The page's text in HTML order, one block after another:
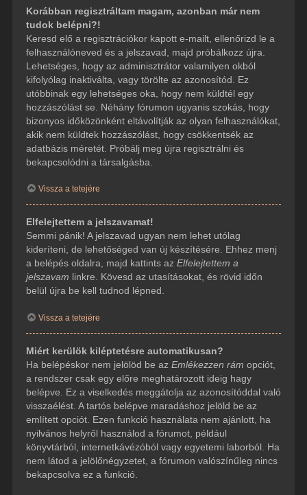
Korábban regisztráltam magam, azonban már nem
tudok belépni?!
Keresd elő a regisztrációkor kapott e-mailt, ellenőrizd le a
felhasználóneved és a jelszavad, majd próbálkozz újra.
Lehetséges, hogy az adminisztrátor valamilyen okból
kifolyólag inaktiválta, vagy törölte az azonosítód. Ez
utóbbinak egy lehetséges oka, hogy nem küldtél egy
hozzászólást se. Néhány fórumon ugyanis szokás, hogy
bizonyos időközönként eltávolítják az olyan felhasználókat,
akik nem küldtek hozzászólást, hogy csökkentsék az
adatbázis méretét. Próbálj meg újra regisztrálni és
bekapcsolódni a társalgásba.
Vissza a tetejére
Elfelejtettem a jelszavamat!
Semmi pánik! A jelszavad ugyan nem lehet utólag
kideríteni, de lehetőséged van új készítésére. Ehhez menj
a belépés oldalra, majd kattints az Elfelejtettem a
jelszavam linkre. Kövesd az utasításokat, és rövid időn
belül újra be kell tudnod lépned.
Vissza a tetejére
Miért kerülök kiléptetésre automatikusan?
Ha belépéskor nem jelölöd be az Emlékezzen rám opciót,
a rendszer csak egy előre meghatározott ideig hagy
belépve. Ez a viselkedés meggátolja az azonosítóddal való
visszaélést. A tartós belépve maradáshoz jelöld be az
említett opciót. Ezen funkció használata nem ajánlott, ha
nyilvános helyről használod a fórumot, például
könyvtárból, internetkávézóból vagy egyetemi laborból. Ha
nem látod a jelölőnégyzetet, a fórumon valószínűleg nincs
bekapcsolva ez a funkció.